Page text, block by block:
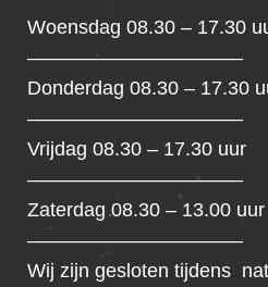
Woensdag 08.30 – 17.30
———————————
Donderdag 08.30 – 17.30
———————————
Vrijdag 08.30 – 17.30 uur
———————————
Zaterdag 08.30 – 13.00 uur
———————————
Wij zijn gesloten tijdens